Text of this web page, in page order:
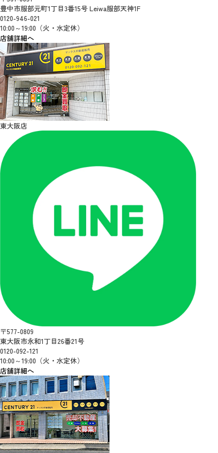
豊中市服部元町1丁目3番15号 Leiwa服部天神1F
0120-946-021
10:00～19:00（火・水定休）
店舗詳細へ
東大阪店
〒577-0809
東大阪市永和1丁目26番21号
0120-092-121
10:00～19:00（火・水定休）
店舗詳細へ